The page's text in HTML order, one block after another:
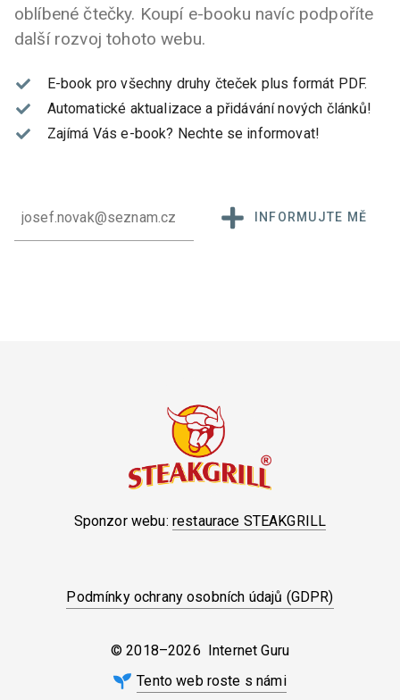
oblíbené čtečky. Koupí e-booku navíc podpoříte
další rozvoj tohoto webu.
E-book pro všechny druhy čteček plus formát PDF.
Automatické aktualizace a přidávání nových článků!
Zajímá Vás e-book? Nechte se informovat!
INFORMUJTE MĚ
Sponzor webu: restaurace STEAKGRILL
Podmínky ochrany osobních údajů (GDPR)
© 2018–2026 Internet Guru
Tento web roste s námi